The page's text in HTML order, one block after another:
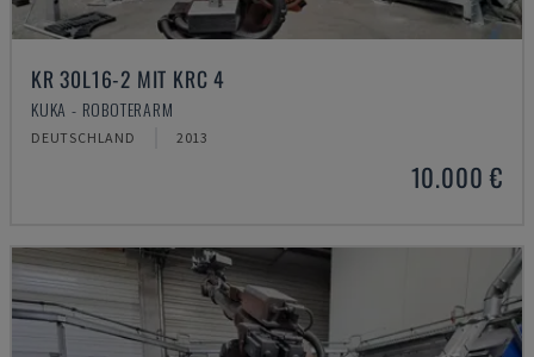
KR 30L16-2 MIT KRC 4
KUKA - ROBOTERARM
DEUTSCHLAND 2013
10.000 €